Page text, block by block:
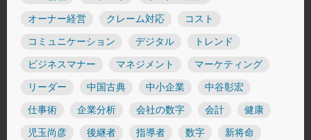
オーナー経営 クレーム対応 コスト
コミュニケーション デジタル トレンド
ビジネスマナー マネジメント マーケティング
リーダー 中国古典 中小企業 中谷彰宏
仕事術 企業分析 会社の数字 会計 健康
児玉尚彦 後継者 指導者 数字 新将命